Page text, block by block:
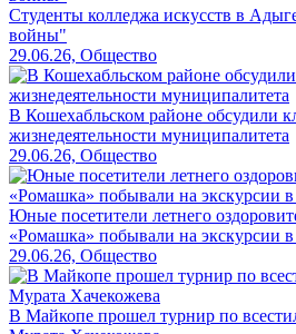
Студенты колледжа искусств в
войны"
29.06.26, Общество
В Кошехабльском районе обсудили
жизнедеятельности муниципалитета
29.06.26, Общество
Юные посетители летнего
«Ромашка» побывали на экскурсии
29.06.26, Общество
В Майкопе прошел турнир по